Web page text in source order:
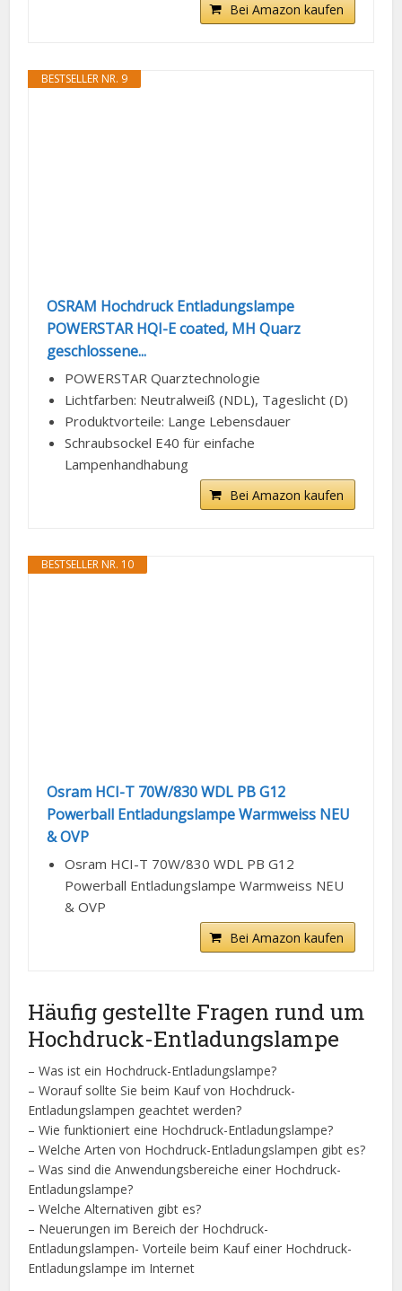
Bei Amazon kaufen
BESTSELLER NR. 9
OSRAM Hochdruck Entladungslampe
POWERSTAR HQI-E coated, MH Quarz
geschlossene...
POWERSTAR Quarztechnologie
Lichtfarben: Neutralweiß (NDL), Tageslicht (D)
Produktvorteile: Lange Lebensdauer
Schraubsockel E40 für einfache
Lampenhandhabung
Bei Amazon kaufen
BESTSELLER NR. 10
Osram HCI-T 70W/830 WDL PB G12
Powerball Entladungslampe Warmweiss NEU
& OVP
Osram HCI-T 70W/830 WDL PB G12
Powerball Entladungslampe Warmweiss NEU
& OVP
Bei Amazon kaufen
Häufig gestellte Fragen rund um
Hochdruck-Entladungslampe
– Was ist ein Hochdruck-Entladungslampe?
– Worauf sollte Sie beim Kauf von Hochdruck-
Entladungslampen geachtet werden?
– Wie funktioniert eine Hochdruck-Entladungslampe?
– Welche Arten von Hochdruck-Entladungslampen gibt es?
– Was sind die Anwendungsbereiche einer Hochdruck-
Entladungslampe?
– Welche Alternativen gibt es?
– Neuerungen im Bereich der Hochdruck-
Entladungslampen- Vorteile beim Kauf einer Hochdruck-
Entladungslampe im Internet